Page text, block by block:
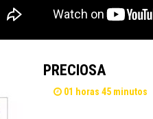
PRECIOSA
01 horas 45 minutos